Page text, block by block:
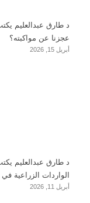
د طارق عبدالعليم
عجزنا عن مواكبته؟
أبريل 15, 2026
د طارق عبدالعليم
الواردات الزراعية في 2026؟
أبريل 11, 2026